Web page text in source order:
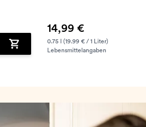
Zum Warenkorb hinzufügen
14,99 €
0.75 l (19.99 € / 1 Liter)
Lebensmittelangaben